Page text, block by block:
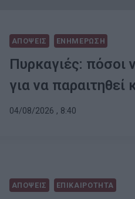
ΑΠΟΨΕΙΣ ΕΝΗΜΕΡΩΣΗ
Πυρκαγιές: πόσοι
για να παραιτηθεί
04/08/2026 , 8:40
ΑΠΟΨΕΙΣ ΕΠΙΚΑΙΡΟΤΗΤΑ